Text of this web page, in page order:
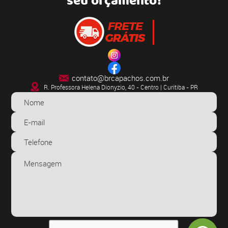
contato@brcapachos.com.br
R. Professora Helena Dionyzio, 40 - Centro | Curitiba - PR